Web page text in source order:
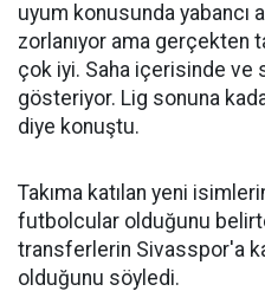
uyum konusunda yabancı
zorlanıyor ama gerçekten
çok iyi. Saha içerisinde ve
gösteriyor. Lig sonuna
diye konuştu.
Takıma katılan yeni
futbolcular olduğunu
transferlerin Sivasspor'a
olduğunu söyledi.